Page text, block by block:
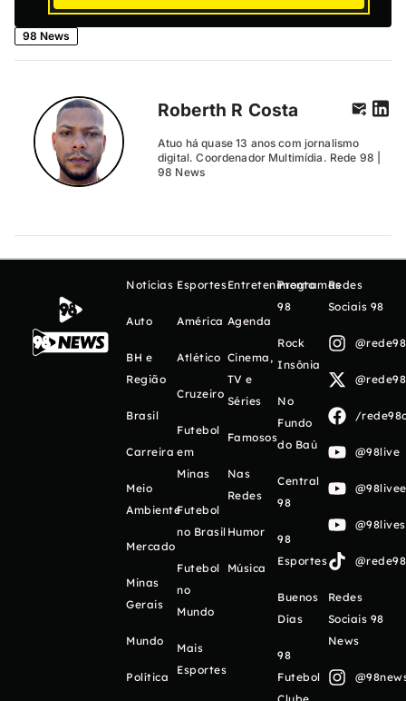
98 News
Roberth R Costa
Atuo há quase 13 anos com jornalismo
digital. Coordenador Multimídia. Rede 98 |
98 News
Notícias
Auto
BH e
Região
Brasil
Carreira
Meio
Ambiente
Mercado
Minas
Gerais
Mundo
Política
Esportes
América
Atlético
Cruzeiro
Futebol
em
Minas
Futebol
no Brasil
Futebol
no
Mundo
Mais
Esportes
Entretenimento
Agenda
Cinema,
TV e
Séries
Famosos
Nas
Redes
Humor
Música
Programas
98
Rock
Insônia
No
Fundo
do Baú
Central
98
98
Esportes
Buenos
Días
98
Futebol
Redes
Sociais 98
/
@98live
Redes
Sociais 98
News